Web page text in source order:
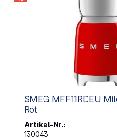
SMEG MFF11RDEU Milchaufschäumer
Rot
Artikel-Nr.:
130043